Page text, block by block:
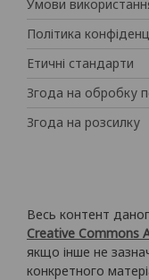
Умови
Політика
Етичні стандарти
Згода на обробку
Згода на розсилку
Весь контент
Creative Commons
якщо інше не
конкретного